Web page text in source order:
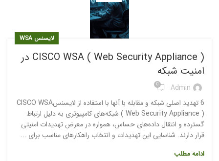
لایسنس WSA
CISCO WSA ( Web Security Appliance ) در
امنیت شبکه
Admin
0
6 تهدید اصلی شبکه و مقابله با آنها با استفاده از لایسنسCISCO WSA
( Web Security Appliance ) شبکه‌های کامپیوتری به دلیل ارتباط
گسترده و انتقال داده‌های حساس، همواره در معرض تهدیدات امنیتی
قرار دارند. شناسایی این تهدیدات و انتخاب راهکارهای مناسب برای ...
ادامه مطلب